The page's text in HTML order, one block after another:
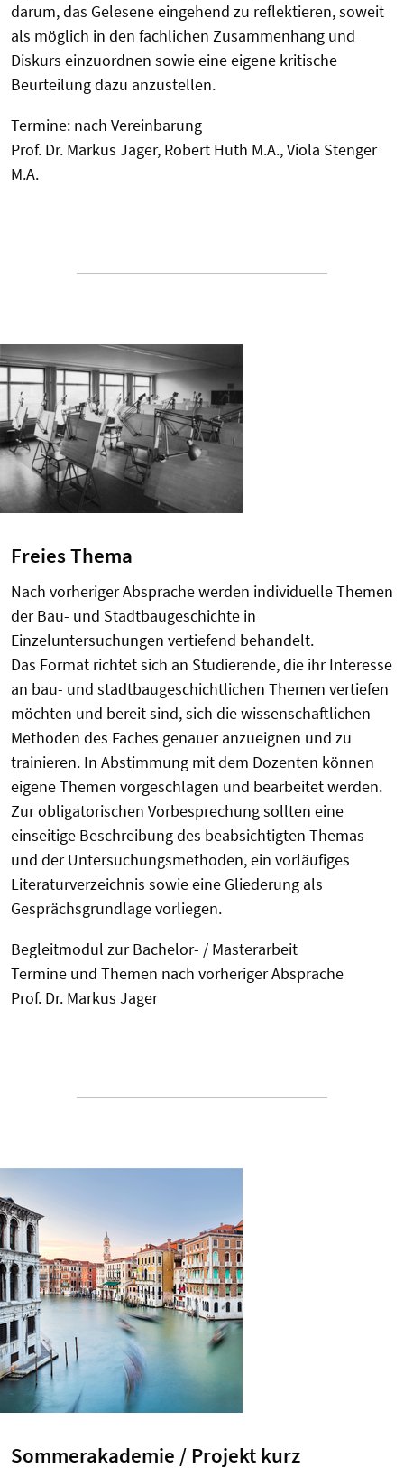
darum, das Gelesene eingehend zu reflektieren, soweit
als möglich in den fachlichen Zusammenhang und
Diskurs einzuordnen sowie eine eigene kritische
Beurteilung dazu anzustellen.
Termine: nach Vereinbarung
Prof. Dr. Markus Jager, Robert Huth M.A., Viola Stenger
M.A.
Freies Thema
Nach vorheriger Absprache werden individuelle Themen
der Bau- und Stadtbaugeschichte in
Einzeluntersuchungen vertiefend behandelt.
Das Format richtet sich an Studierende, die ihr Interesse
an bau- und stadtbaugeschichtlichen Themen vertiefen
möchten und bereit sind, sich die wissenschaftlichen
Methoden des Faches genauer anzueignen und zu
trainieren. In Abstimmung mit dem Dozenten können
eigene Themen vorgeschlagen und bearbeitet werden.
Zur obligatorischen Vorbesprechung sollten eine
einseitige Beschreibung des beabsichtigten Themas
und der Untersuchungsmethoden, ein vorläufiges
Literaturverzeichnis sowie eine Gliederung als
Gesprächsgrundlage vorliegen.
Begleitmodul zur Bachelor- / Masterarbeit
Termine und Themen nach vorheriger Absprache
Prof. Dr. Markus Jager
Sommerakademie / Projekt kurz